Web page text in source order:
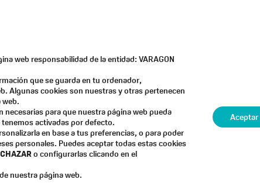
Próxima
Eleva tus
web responsabilidad de la entidad: VARAGON
que se guarda en tu ordenador,
Algunas cookies son nuestras y otras pertenecen
web.
para que nuestra página web pueda
activadas por defecto.
en base a tus preferencias, o para poder
personales. Puedes aceptar todas estas cookies
o configurarlas clicando en el
de nuestra página web.
Aceptar